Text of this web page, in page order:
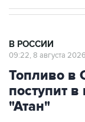
В РОССИИ
09:22, 8 августа 2026
Топливо в
поступит
"Атан"